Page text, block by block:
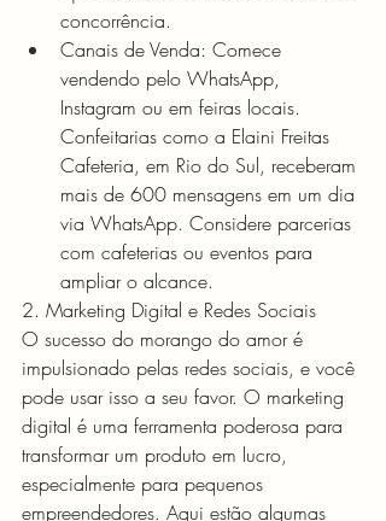
concorrência.
Canais de Venda: Comece
vendendo pelo WhatsApp,
Instagram ou em feiras locais.
Confeitarias como a Elaini Freitas
Cafeteria, em Rio do Sul, receberam
mais de 600 mensagens em um dia
via WhatsApp. Considere parcerias
com cafeterias ou eventos para
ampliar o alcance.
2. Marketing Digital e Redes Sociais
O sucesso do morango do amor é
impulsionado pelas redes sociais, e você
pode usar isso a seu favor. O marketing
digital é uma ferramenta poderosa para
transformar um produto em lucro,
especialmente para pequenos
empreendedores. Aqui estão algumas